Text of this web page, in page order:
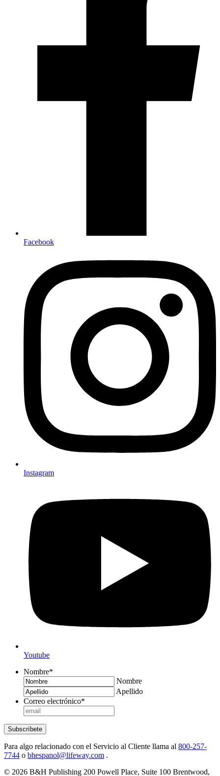
Facebook
Instagram
Youtube
Nombre*
Nombre
Apellido
Correo electrónico*
Subscríbete
Para algo relacionado con el Servicio al Cliente llama al 800-257-
7744 o bhespanol@lifeway.com .
© 2026 B&H Publishing 200 Powell Place, Suite 100 Brentwood,